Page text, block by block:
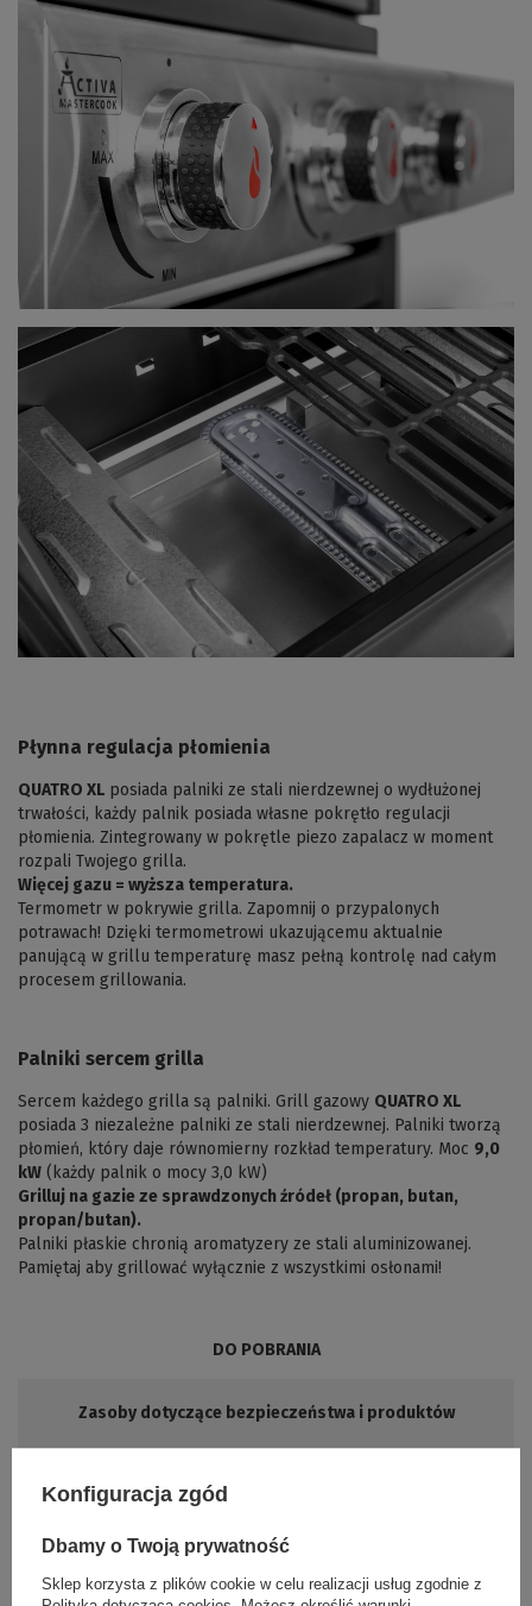
Płynna regulacja płomienia
QUATRO XL posiada palniki ze stali nierdzewnej o wydłużonej
trwałości, każdy palnik posiada własne pokrętło regulacji
płomienia. Zintegrowany w pokrętle piezo zapalacz w moment
rozpali Twojego grilla.
Więcej gazu = wyższa temperatura.
Termometr w pokrywie grilla. Zapomnij o przypalonych
potrawach! Dzięki termometrowi ukazującemu aktualnie
panującą w grillu temperaturę masz pełną kontrolę nad całym
procesem grillowania.
Palniki sercem grilla
Sercem każdego grilla są palniki. Grill gazowy QUATRO XL
posiada 3 niezależne palniki ze stali nierdzewnej. Palniki tworzą
płomień, który daje równomierny rozkład temperatury. Moc 9,0
kW (każdy palnik o mocy 3,0 kW)
Grilluj na gazie ze sprawdzonych źródeł (propan, butan,
propan/butan).
Palniki płaskie chronią aromatyzery ze stali aluminizowanej.
Pamiętaj aby grillować wyłącznie z wszystkimi osłonami!
DO POBRANIA
Zasoby dotyczące bezpieczeństwa i produktów
Instrukcja obsługi (PDF)
Instrukcja z informacją o bezpieczeństwie
Instrukcja obsługi (PDF)
Instrukcja obsługi (PDF)
Konfiguracja zgód
Dbamy o Twoją prywatność
Sklep korzysta z plików cookie w celu realizacji usług zgodnie z